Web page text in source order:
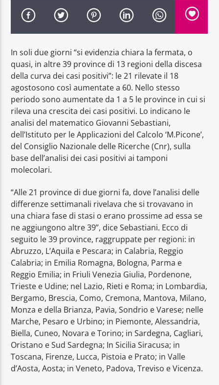
Radio Dolomiti
In soli due giorni “si evidenzia chiara la fermata, o
quasi, in altre 39 province di 13 regioni della discesa
della curva dei casi positivi”: le 21 rilevate il 18
agostosono così aumentate a 60. Nello stesso
periodo sono aumentate da 1 a 5 le province in cui si
rileva una crescita dei casi positivi. Lo indicano le
analisi del matematico Giovanni Sebastiani,
dell’Istituto per le Applicazioni del Calcolo ‘M.Picone’,
del Consiglio Nazionale delle Ricerche (Cnr), sulla
base dell’analisi dei casi positivi ai tamponi
molecolari.
“Alle 21 province di due giorni fa, dove l’analisi delle
differenze settimanali rivelava che si trovavano in
una chiara fase di stasi o erano prossime ad essa se
ne aggiungono altre 39”, dice Sebastiani. Ecco di
seguito le 39 province, raggruppate per regioni: in
Abruzzo, L’Aquila e Pescara; in Calabria, Reggio
Calabria; in Emilia Romagna, Bologna, Parma e
Reggio Emilia; in Friuli Venezia Giulia, Pordenone,
Trieste e Udine; nel Lazio, Rieti e Roma; in Lombardia,
Bergamo, Brescia, Como, Cremona, Mantova, Milano,
Monza e della Brianza, Pavia, Sondrio e Varese; nelle
Marche, Pesaro e Urbino; in Piemonte, Alessandria,
Biella, Cuneo, Novara e Torino; in Sardegna, Cagliari,
Oristano e Sud Sardegna; In Sicilia Siracusa; in
Toscana, Firenze, Lucca, Pistoia e Prato; in Valle
d’Aosta, Aosta; in Veneto, Padova, Treviso e Vicenza.